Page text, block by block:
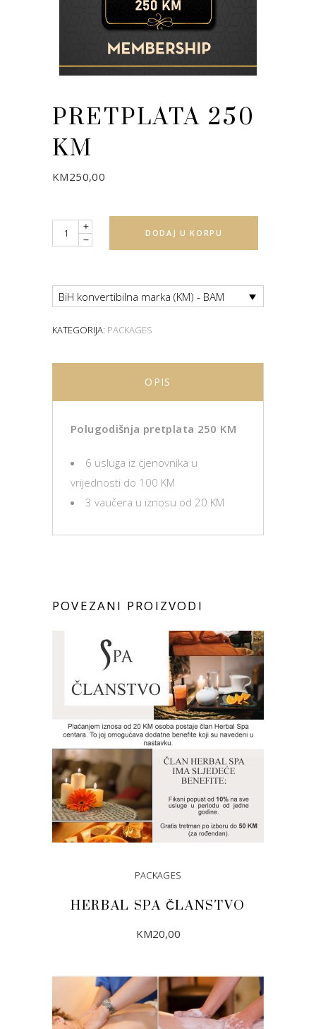
PRETPLATA 250
KM
KM250,00
Quantity DODAJ U KORPU
BiH konvertibilna marka (KM) - BAM
KATEGORIJA: PACKAGES
OPIS
Polugodišnja pretplata 250 KM
6 usluga iz cjenovnika u
vrijednosti do 100 KM
3 vaučera u iznosu od 20 KM
POVEZANI PROIZVODI
PACKAGES
HERBAL SPA ČLANSTVO
KM20,00
DODAJ U KORPU